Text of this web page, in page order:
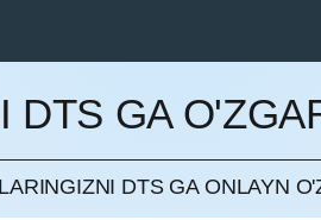
DTS GA
DTS GA ONLAYN